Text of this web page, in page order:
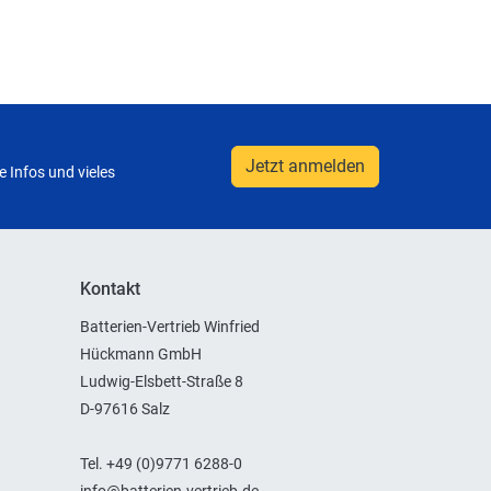
Infos und vieles Jetzt anmelden
Kontakt
Batterien-Vertrieb Winfried
Hückmann GmbH
Ludwig-Elsbett-Straße 8
D-97616 Salz
Tel. +49 (0)9771 6288-0